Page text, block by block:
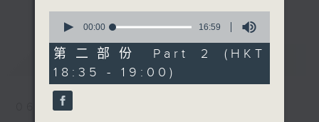
香港电台公共事务组
赞好Like「RTHK 香港电台公共事务组
Facebook专页
最新 LATEST
06/08/2026
seconds
16
minutes,
59
seconds
00:00 16:59
第二部份 Part 2 (HKT
18:35 - 19:00)